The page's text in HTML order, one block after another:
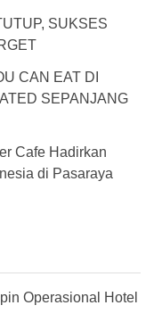
SUKSES
CAN EAT DI
SEPANJANG
Cafe Hadirkan
di Pasaraya
Operasional Hotel